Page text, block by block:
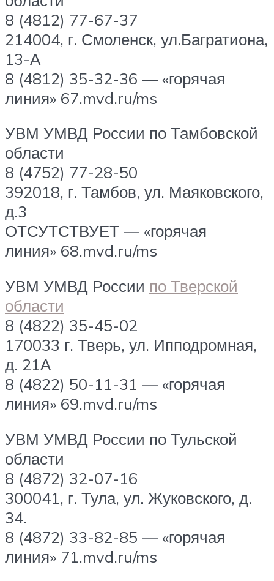
8 (4812) 77-67-37
214004, г. Смоленск, ул.Багратиона,
13-А
8 (4812) 35-32-36 — «горячая
линия» 67.mvd.ru/ms
УВМ УМВД России по Тамбовской
области
8 (4752) 77-28-50
392018, г. Тамбов, ул. Маяковского,
д.3
ОТСУТСТВУЕТ — «горячая
линия» 68.mvd.ru/ms
УВМ УМВД России по Тверской
области
8 (4822) 35-45-02
170033 г. Тверь, ул. Ипподромная,
д. 21А
8 (4822) 50-11-31 — «горячая
линия» 69.mvd.ru/ms
УВМ УМВД России по Тульской
области
8 (4872) 32-07-16
300041, г. Тула, ул. Жуковского, д.
34.
8 (4872) 33-82-85 — «горячая
линия» 71.mvd.ru/ms